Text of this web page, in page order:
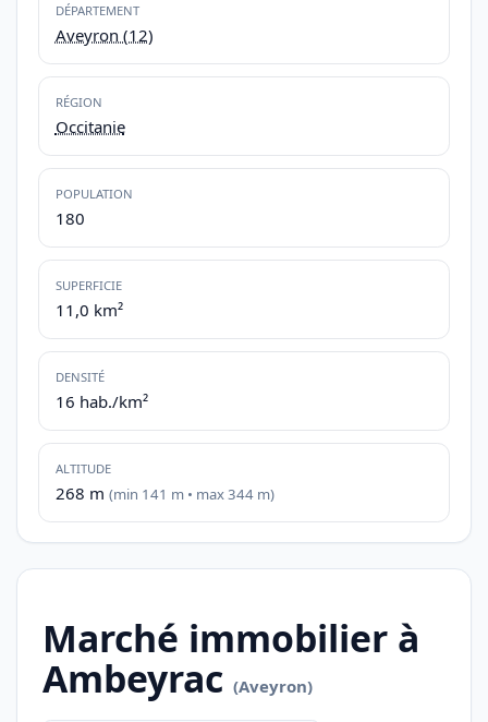
DÉPARTEMENT
Aveyron (12)
RÉGION
Occitanie
POPULATION
180
SUPERFICIE
11,0 km²
DENSITÉ
16 hab./km²
ALTITUDE
268 m (min 141 m • max 344 m)
Marché immobilier à
Ambeyrac (Aveyron)